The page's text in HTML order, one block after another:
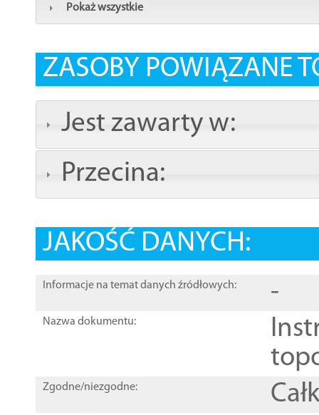
Pokaż wszystkie
ZASOBY POWIĄZANE
Jest zawarty w:
Przecina:
JAKOŚĆ DANYCH:
Informacje na temat danych źródłowych: -
Nazwa dokumentu:
Zgodne/niezgodne: